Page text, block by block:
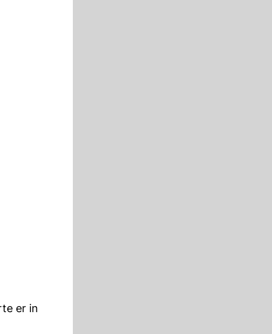
er in